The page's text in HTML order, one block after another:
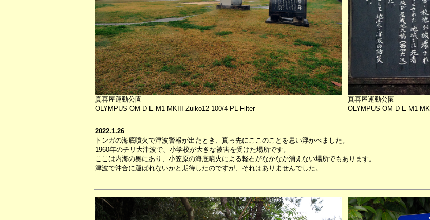
真喜屋運動公園
OLYMPUS OM-D E-M1 MKIII Zuiko12-100/4 PL-Filter
真喜屋運動公園
OLYMPUS OM-D E-M1
2022.1.26
トンガの海底噴火で津波警報が出たとき、真っ先にここのことを思い浮かべました。
1960年のチリ大津波で、小学校が大きな被害を受けた場所です。
ここは内海の奥にあり、小笠原の海底噴火による軽石がなかなか消えない場所でもあります。
津波で沖合に運ばれないかと期待したのですが、それはありませんでした。